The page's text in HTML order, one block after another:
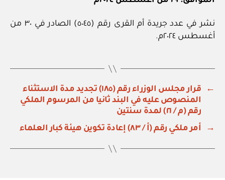
نشر في عدد جريدة أم القرى رقم (٥٠٤٥) الصادر في ٣٠ من
أغسطس ٢٠٢٤م.
←
قرار مجلس الوزراء رقم (١٨٥) تجديد مدة الاستثناء
المنصوص عليه في البند ثانيا من المرسوم الملكي
رقم (م / ٢١) لمدة سنتين
→
أمر ملكي رقم (أ / ٨٣) إعادة تكوين هيئة كبار العلماء